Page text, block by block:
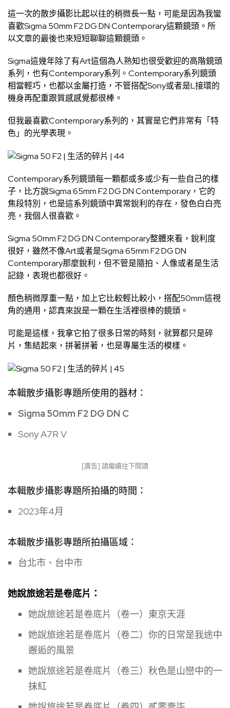
這一次的散步攝影比起以往的稍微長一點，可能是因為我蠻
喜歡Sigma 50mm F2 DG DN Contemporary這顆鏡頭。所
以文章的最後也來短短聊聊這顆鏡頭。
Sigma這幾年除了有Art這個為人熟知也很受歡迎的高階鏡頭
系列，也有Contemporary系列。Contemporary系列鏡頭
相當輕巧，也都以金屬打造，不管搭配Sony或者是L接環的
機身再配重跟質感感覺都很棒。
但我最喜歡Contemporary系列的，其實是它們非常有「特
色」的光學表現。
Contemporary系列鏡頭每一顆都或多或少有一些自己的樣
子，比方說Sigma 65mm F2 DG DN Contemporary，它的
焦段特別，也是這系列鏡頭中異常銳利的存在，發色白白亮
亮，我個人很喜歡。
Sigma 50mm F2 DG DN Contemporary整體來看，銳利度
很好，雖然不像Art或者是Sigma 65mm F2 DG DN
Contemporary那麼銳利，但不管是隨拍、人像或者是生活
記錄，表現也都很好。
顏色稍微厚重一點，加上它比較輕比較小，搭配50mm這視
角的通用，認真來說是一顆在生活裡很棒的鏡頭。
可能是這樣，我拿它拍了很多日常的時刻，就算都只是碎
片，集結起來，拼著拼著，也是專屬生活的模樣。
本輯散步攝影專題所使用的器材：
Sigma 50mm F2 DG DN C
Sony A7R V
[廣告] 請繼續往下閱讀
本輯散步攝影專題所拍攝的時間：
2023年4月
本輯散步攝影專題所拍攝區域：
台北市、台中市
她說旅途若是卷底片：
她說旅途若是卷底片（卷一）東京天涯
她說旅途若是卷底片（卷二）你的日常是我途中
邂逅的風景
她說旅途若是卷底片（卷三）秋色是山巒中的一
抹紅